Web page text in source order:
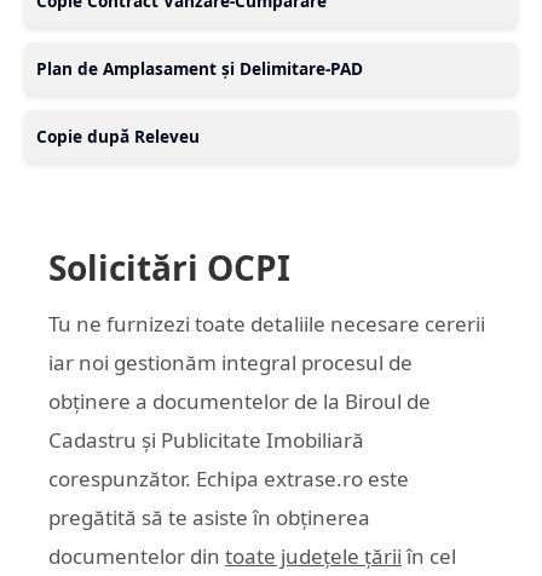
Plan de Amplasament și Delimitare-PAD
Copie după Releveu
Solicitări OCPI
Tu ne furnizezi toate detaliile necesare cererii
iar noi gestionăm integral procesul de
obținere a documentelor de la Biroul de
Cadastru și Publicitate Imobiliară
corespunzător. Echipa extrase.ro este
pregătită să te asiste în obținerea
documentelor din toate județele țării în cel